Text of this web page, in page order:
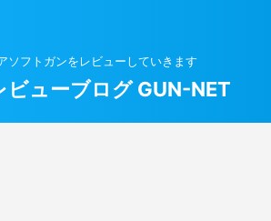
ソフトガンをレビューしていきます
ビューブログ GUN-NET